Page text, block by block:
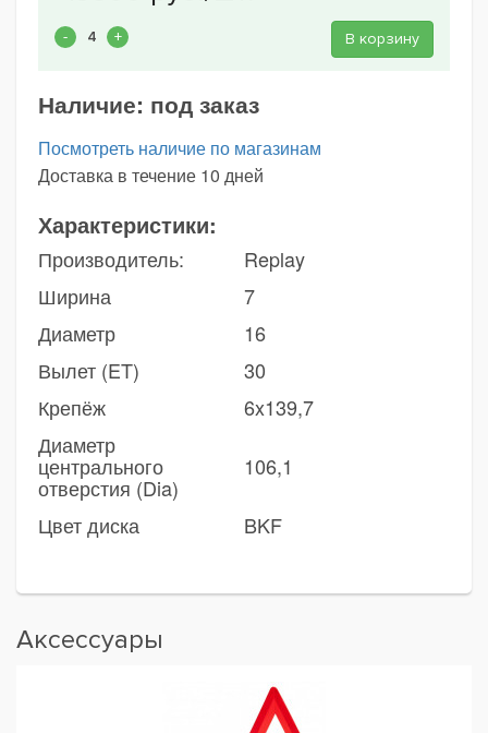
В корзину
Наличие: под заказ
Посмотреть наличие по магазинам
Доставка в течение 10 дней
Характеристики:
Производитель:
Replay
Ширина
7
Диаметр
16
Вылет (ET)
30
Крепёж
6x139,7
Диаметр
центрального
отверстия (Dia)
106,1
Цвет диска BKF
Аксессуары